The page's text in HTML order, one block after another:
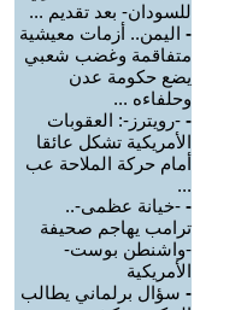
للسودان- بعد تقديم ...
- اليمن.. أزمات معيشية
متفاقمة وغضب شعبي
يضع حكومة عدن
وحلفاءه ...
- -رويترز-: العقوبات
الأمريكية تشكل عائقا
أمام حركة الملاحة عب
...
- -خيانة عظمى-..
ترامب يهاجم صحيفة
-واشنطن بوست-
الأمريكية
- سؤال برلماني يطالب